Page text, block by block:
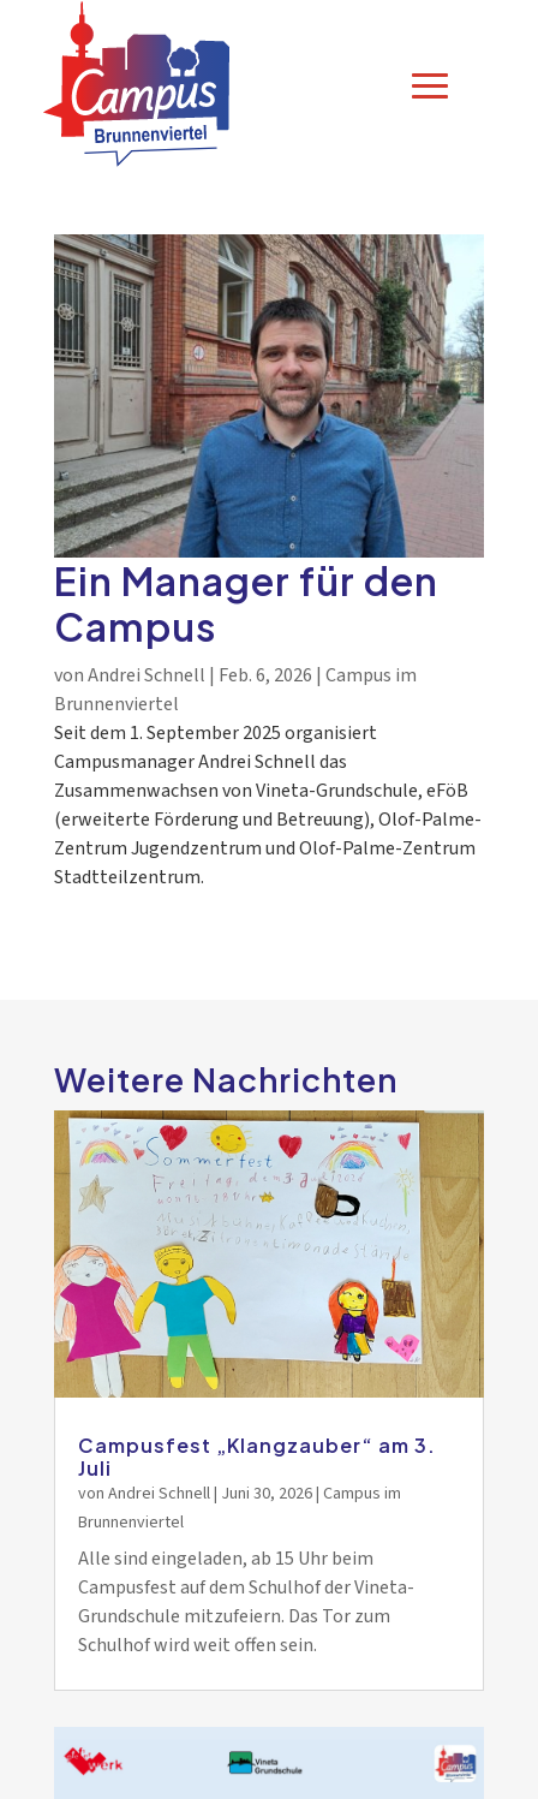
Ein Manager für den
Campus
vonAndrei Schnell | Feb. 6, 2026 | Campus im
Brunnenviertel
Seit dem 1. September 2025 organisiert
Campusmanager Andrei Schnell das
Zusammenwachsen von Vineta-Grundschule, eFöB
(erweiterte Förderung und Betreuung), Olof-Palme-
Zentrum Jugendzentrum und Olof-Palme-Zentrum
Stadtteilzentrum.
Weitere Nachrichten
Campusfest „Klangzauber“ am 3.
Juli
von Andrei Schnell| Juni 30, 2026| Campus im
Brunnenviertel
Alle sind eingeladen, ab 15 Uhr beim
Campusfest auf dem Schulhof der Vineta-
Grundschule mitzufeiern. Das Tor zum
Schulhof wird weit offen sein.